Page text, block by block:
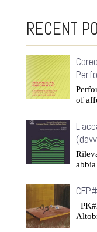
RECENT
of